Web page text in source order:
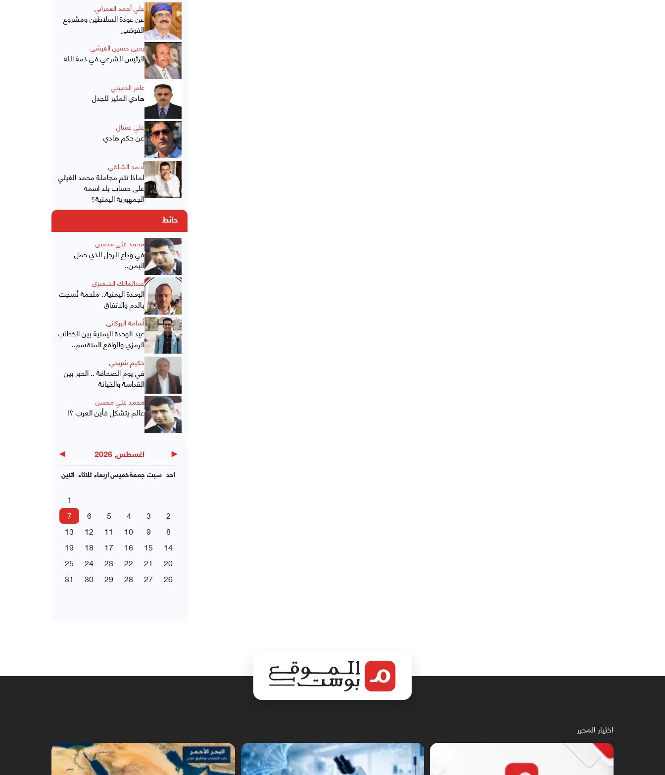
علي أحمد العمراني
عن عودة السلاطين ومشروع
الفوضى
يحيى حسين العرشي
الرئيس الشرعي في ذمة الله
عامر الدميني
هادي المثير للجدل
علي عشال
عن حكم هادي
أحمد الشلفي
لماذا تتم مجاملة محمد الغيثي
على حساب بلد اسمه
الجمهورية اليمنية؟
حائط
محمد علي محسن
في وداع الرجل الذي حمل
اليمن..
عبدالمالك الشميري
الوحدة اليمنية.. ملحمة نُسجت
بالدم والاتفاق
أسامة البركاني
عيد الوحدة اليمنية بين الخطاب
الرمزي والواقع المنقسم..
حكيم شريحي
في يوم الصحافة .. الحبر بين
القداسة والخيانة
محمد علي محسن
عالم يتشكل فأين العرب ؟!
◀ اغسطس, 2026 ▶
اثنين ثلاثاء اربعاءخميسجمعة سبت احد
1
2
3
4
5
6
7
8
9
10
11
12
13
14
15
16
17
18
19
20
21
22
23
24
25
26
27
28
29
30
31
اختيار المحرر